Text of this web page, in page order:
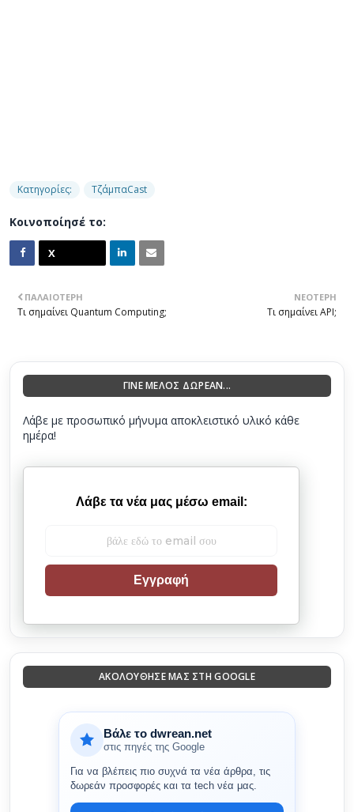
Κατηγορίες: ΤζάμπαCast
Κοινοποίησέ το:
ΝΕΌΤΕΡΗ
Τι σημαίνει API;
ΠΑΛΑΙΌΤΕΡΗ
Τι σημαίνει Quantum Computing;
ΓΙΝΕ ΜΕΛΟΣ ΔΩΡΕΑΝ...
Λάβε με προσωπικό μήνυμα αποκλειστικό υλικό κάθε
ημέρα!
Λάβε τα νέα μας μέσω email:
Εγγραφή
ΑΚΟΛΟΎΘΗΣΈ ΜΑΣ ΣΤΗ GOOGLE
Βάλε το dwrean.net
στις πηγές της Google
Για να βλέπεις πιο συχνά τα νέα άρθρα, τις
δωρεάν προσφορές και τα tech νέα μας.